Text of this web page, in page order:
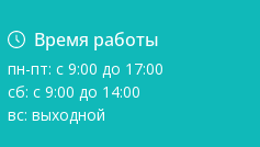
Время работы
пн-пт: с 9:00 до 17:00
сб: с 9:00 до 14:00
вс: выходной